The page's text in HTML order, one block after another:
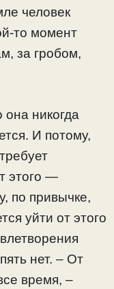
человек
то момент
за гробом,
она никогда
И потому,
этого —
по привычке,
уйти от этого
нет. – От
время, –